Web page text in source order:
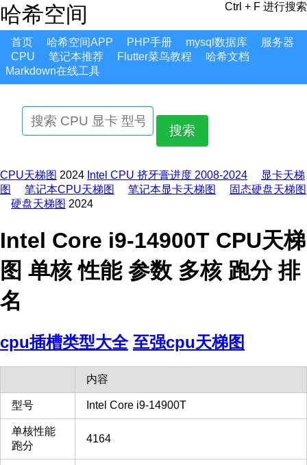
哈希空间 Ctrl + F 进行搜索
首页 哈希空间APP PHP手册 mysql数据库
服务器
CPU
笔记本推荐 Flutter菜鸟教程
哈希文档
Markdown在线工具
搜索
CPU天梯图 2024 Intel CPU 挤牙膏进度 2008-2024
显卡天梯
图
笔记本CPU天梯图 笔记本显卡天梯图
固态硬盘天梯图
硬盘天梯图 2024
Intel Core i9-14900T CPU天梯
图 单核 性能 参数 多核 跑分 排
名
cpu插槽类型大全 至强cpu天梯图
内容
型号 Intel Core i9-14900T
单核性能
跑分
4164